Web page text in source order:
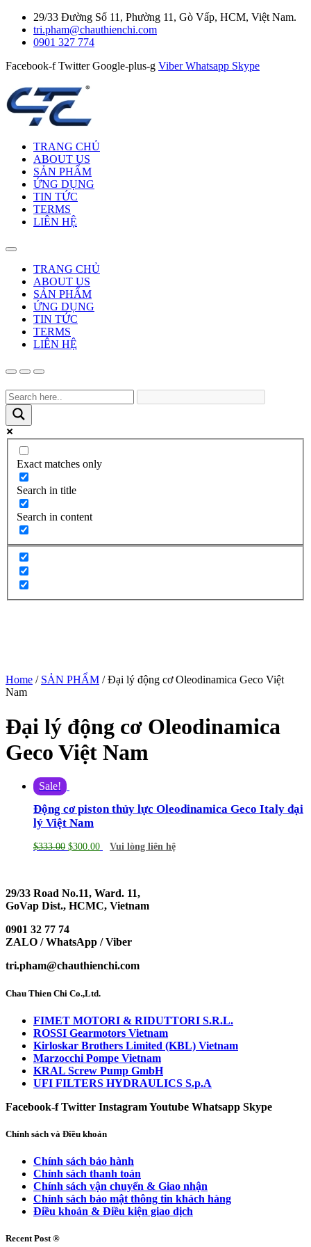
29/33 Đường Số 11, Phường 11, Gò Vấp, HCM, Việt Nam.
tri.pham@chauthienchi.com
0901 327 774
Facebook-f Twitter Google-plus-g Viber Whatsapp Skype
TRANG CHỦ
ABOUT US
SẢN PHẨM
ỨNG DỤNG
TIN TỨC
TERMS
LIÊN HỆ
TRANG CHỦ
ABOUT US
SẢN PHẨM
ỨNG DỤNG
TIN TỨC
TERMS
LIÊN HỆ
Exact matches only
Search in title
Search in content
Home / SẢN PHẨM / Đại lý động cơ Oleodinamica Geco Việt
Nam
Đại lý động cơ Oleodinamica
Geco Việt Nam
Sale!
Động cơ piston thủy lực Oleodinamica Geco Italy đại
lý Việt Nam
$333.00 $300.00 Vui lòng liên hệ
29/33 Road No.11, Ward. 11,
GoVap Dist., HCMC, Vietnam
0901 32 77 74
ZALO / WhatsApp / Viber
tri.pham@chauthienchi.com
Chau Thien Chi Co.,Ltd.
FIMET MOTORI & RIDUTTORI S.R.L.
ROSSI Gearmotors Vietnam
Kirloskar Brothers Limited (KBL) Vietnam
Marzocchi Pompe Vietnam
KRAL Screw Pump GmbH
UFI FILTERS HYDRAULICS S.p.A
Facebook-f Twitter InstagramYoutube Whatsapp Skype
Chính sách và Điều khoản
Chính sách bảo hành
Chính sách thanh toán
Chính sách vận chuyển & Giao nhận
Chính sách bảo mật thông tin khách hàng
Điều khoản & Điều kiện giao dịch
Recent Post ®